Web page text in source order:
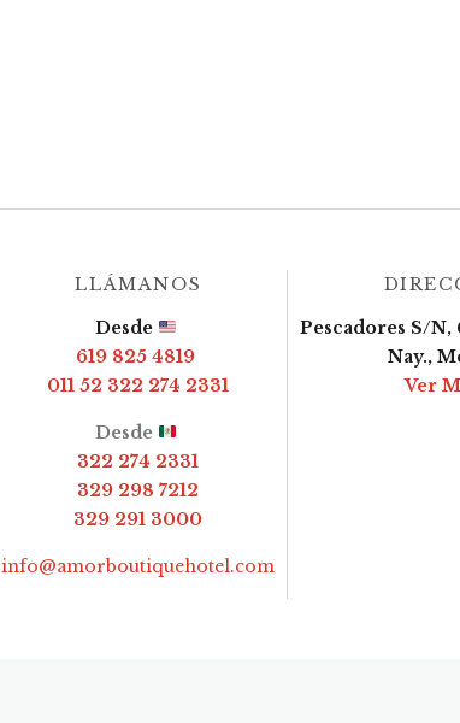
LLÁMANOS
Desde
619 825 4819
011 52 322 274 2331
Desde
322 274 2331
329 298 7212
329 291 3000
info@amorboutiquehotel.com
Pescadores S/N,
Nay.,
Ver